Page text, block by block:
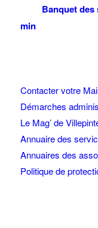
Banquet des
min
Contacter votre
Démarches
Le Mag’ de
Annuaire des
Annuaires des
Politique de